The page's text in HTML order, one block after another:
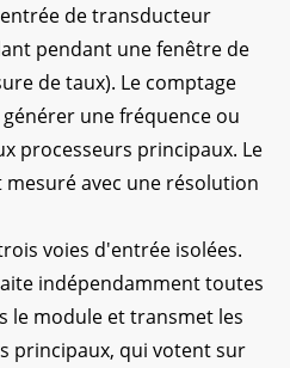
de transducteur
pendant une fenêtre de
de taux). Le comptage
une fréquence ou
processeurs principaux. Le
avec une résolution
voies d'entrée isolées.
indépendamment toutes
le module et transmet les
principaux, qui votent sur